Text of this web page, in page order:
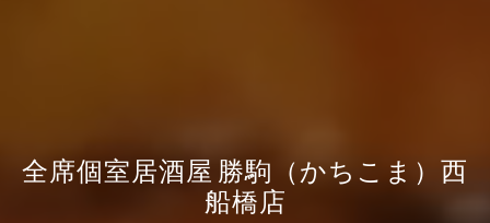
全席個室居酒屋 勝駒（かちこま）西
船橋店